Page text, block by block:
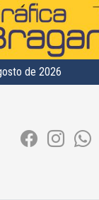
de 2026